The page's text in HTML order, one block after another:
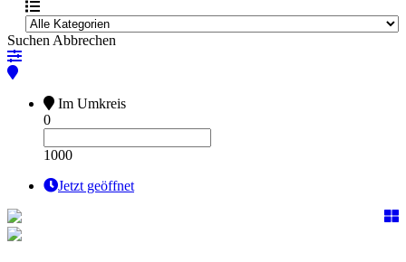
Suchen Abbrechen
Im Umkreis
0
1000
Jetzt geöffnet